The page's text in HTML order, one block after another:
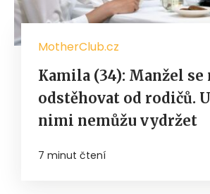
MotherClub.cz
Kamila (34): Manžel se
odstěhovat od rodičů.
nimi nemůžu vydržet
7 minut čtení